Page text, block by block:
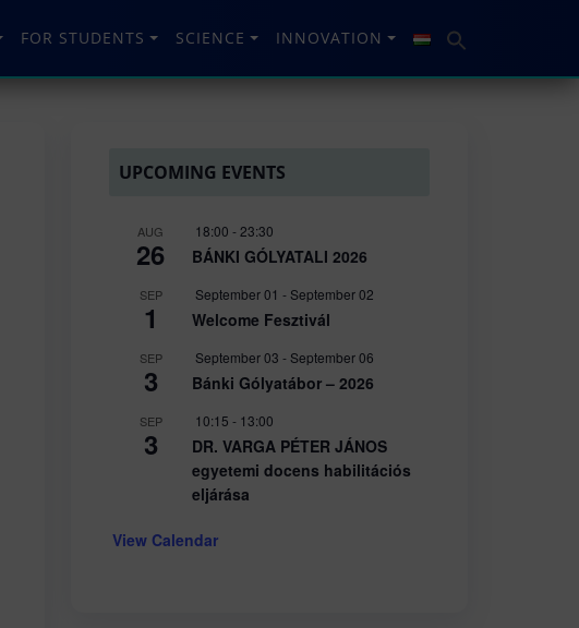
FOR STUDENTS SCIENCE INNOVATION
UPCOMING EVENTS
AUG
26
18:00 - 23:30
BÁNKI GÓLYATALI 2026
SEP
1
September 01 -September 02
Welcome Fesztivál
SEP
3
September 03 -September 06
Bánki Gólyatábor – 2026
SEP
3
10:15 - 13:00
DR. VARGA PÉTER JÁNOS
egyetemi docens habilitációs
eljárása
View Calendar